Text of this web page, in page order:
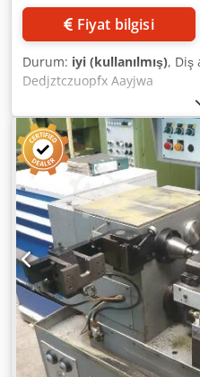
Fiyat bilgisi
Durum: iyi (kullanılmış), Diş
Dedjztczuopfx Aayjwa